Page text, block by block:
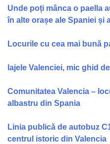
Unde poți mânca o paella
în alte orașe ale Spaniei și
Locurile cu cea mai bună
lajele Valenciei, mic ghid
Comunitatea Valencia –
albastru din Spania
Linia publică de autobuz
centrul istoric din Valencia